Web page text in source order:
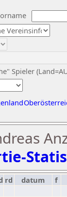
Spieler
rd datum f